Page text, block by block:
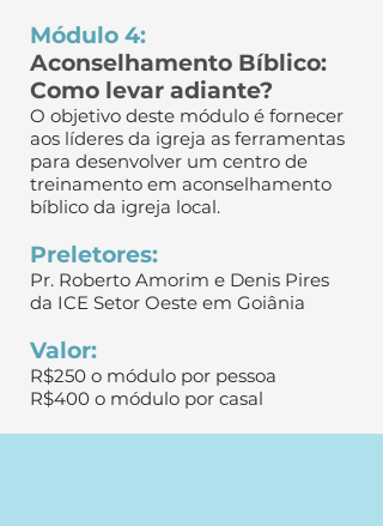
Módulo 4:
Aconselhamento Bíblico:
Como levar adiante?
O objetivo deste módulo é fornecer
aos líderes da igreja as ferramentas
para desenvolver um centro de
treinamento em aconselhamento
bíblico da igreja local.
Preletores:
Pr. Roberto Amorim e Denis Pires
da ICE Setor Oeste em Goiânia
Valor:
R$250 o módulo por pessoa
R$400 o módulo por casal